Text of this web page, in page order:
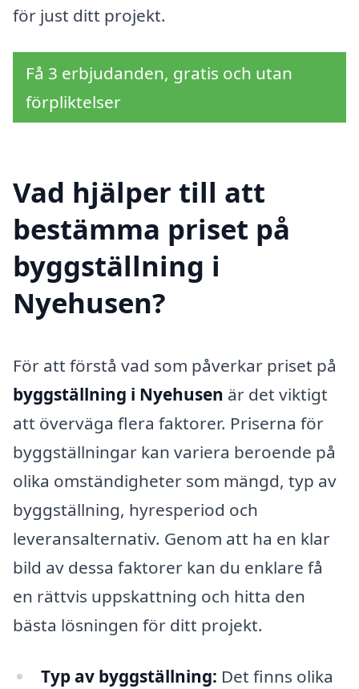
för just ditt projekt.
Få 3 erbjudanden, gratis och utan
förpliktelser
Vad hjälper till att
bestämma priset på
byggställning i
Nyehusen?
För att förstå vad som påverkar priset på
byggställning i Nyehusen är det viktigt
att överväga flera faktorer. Priserna för
byggställningar kan variera beroende på
olika omständigheter som mängd, typ av
byggställning, hyresperiod och
leveransalternativ. Genom att ha en klar
bild av dessa faktorer kan du enklare få
en rättvis uppskattning och hitta den
bästa lösningen för ditt projekt.
Typ av byggställning: Det finns olika